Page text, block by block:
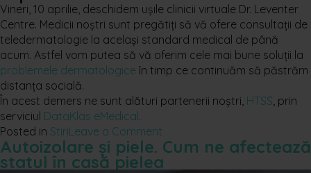
Vineri, 10 aprilie, deschidem ușile clinicii virtuale Dr. Leventer
Centre. Medicii noștri sunt pregătiți să vă ofere consultații de
teledermatologie la același standard medical de până
acum. Astfel vom putea să vă oferim cele mai bune soluții la
problemele dermatologice în timp ce continuăm să păstrăm
distanța socială.
În acest demers ne sunt alături partenerii noștri, HTSS, prin
serviciul DataKlas eMedical .
Posted in StiriLeave a Comment
Autoizolare și piele. Cum ne afectează
statul în casă pielea